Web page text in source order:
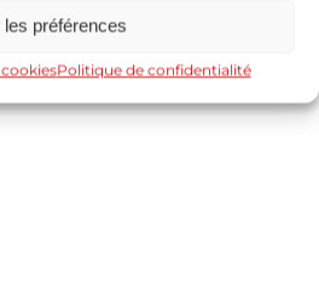
les préférences
Politique de confidentialité
pour poster un commentaire.